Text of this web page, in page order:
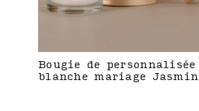
Bougie de personnalisée
blanche mariage Jasmin